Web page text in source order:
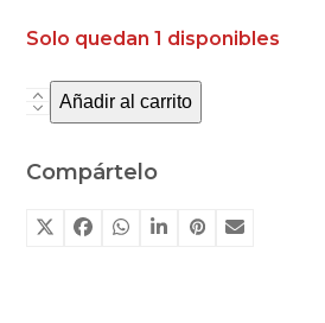
Solo quedan 1 disponibles
Colección
berce
lúa.
Añadir al carrito
Compártelo